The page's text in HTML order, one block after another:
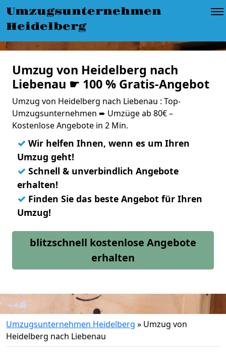
Umzugsunternehmen
Heidelberg
Umzug von Heidelberg nach
Liebenau ☛ 100 % Gratis-Angebot
Umzug von Heidelberg nach Liebenau : Top-
Umzugsunternehmen ➨ Umzüge ab 80€ –
Kostenlose Angebote in 2 Min.
✓ Wir helfen Ihnen, wenn es um Ihren
Umzug geht!
✓ Schnell & unverbindlich Angebote
erhalten!
✓ Finden Sie das beste Angebot für Ihren
Umzug!
blitzschnell kostenlose Angebote
erhalten
Umzugsunternehmen Heidelberg » Umzug von
Heidelberg nach Liebenau